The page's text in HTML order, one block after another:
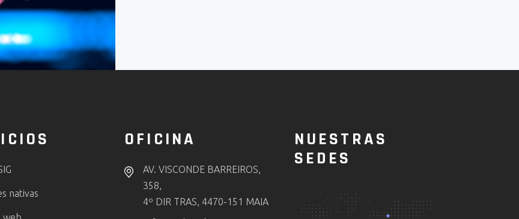
nativas
OFICINA
AV. VISCONDE BARREIROS,
358,
4º DIR TRAS, 4470-151 MAIA
NUESTRAS
SEDES